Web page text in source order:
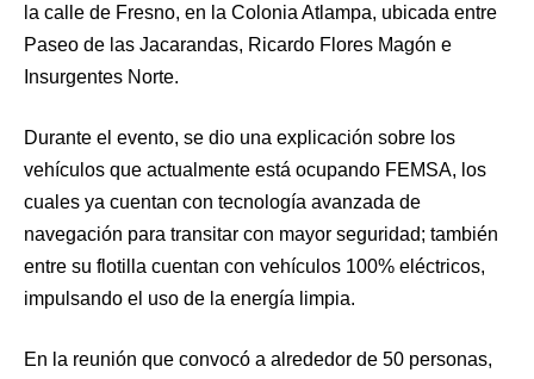
la calle de Fresno, en la Colonia Atlampa, ubicada entre
Paseo de las Jacarandas, Ricardo Flores Magón e
Insurgentes Norte.
Durante el evento, se dio una explicación sobre los
vehículos que actualmente está ocupando FEMSA, los
cuales ya cuentan con tecnología avanzada de
navegación para transitar con mayor seguridad; también
entre su flotilla cuentan con vehículos 100% eléctricos,
impulsando el uso de la energía limpia.
En la reunión que convocó a alrededor de 50 personas,